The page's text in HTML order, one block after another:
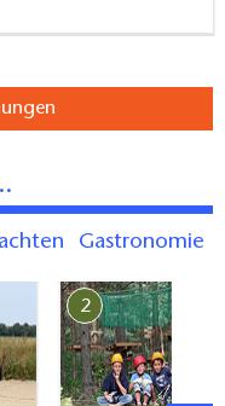
Gastronomie
2